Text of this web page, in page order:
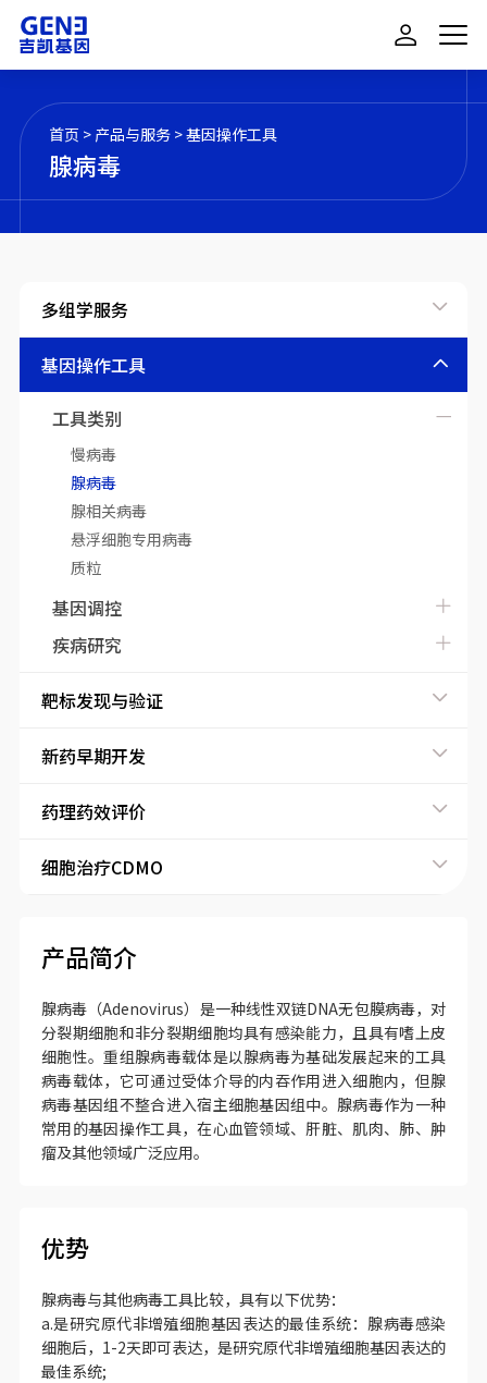
首页 > 产品与服务 >基因操作工具
腺病毒
多组学服务
基因操作工具
工具类别
慢病毒
腺病毒
腺相关病毒
悬浮细胞专用病毒
质粒
基因调控
疾病研究
靶标发现与验证
新药早期开发
药理药效评价
细胞治疗CDMO
产品简介
腺病毒（Adenovirus）是一种线性双链DNA无包膜病毒，对
分裂期细胞和非分裂期细胞均具有感染能力，且具有嗜上皮
细胞性。重组腺病毒载体是以腺病毒为基础发展起来的工具
病毒载体，它可通过受体介导的内吞作用进入细胞内，但腺
病毒基因组不整合进入宿主细胞基因组中。腺病毒作为一种
常用的基因操作工具，在心血管领域、肝脏、肌肉、肺、肿
瘤及其他领域广泛应用。
优势
腺病毒与其他病毒工具比较，具有以下优势：
a.是研究原代非增殖细胞基因表达的最佳系统：腺病毒感染
细胞后，1-2天即可表达，是研究原代非增殖细胞基因表达的
最佳系统;